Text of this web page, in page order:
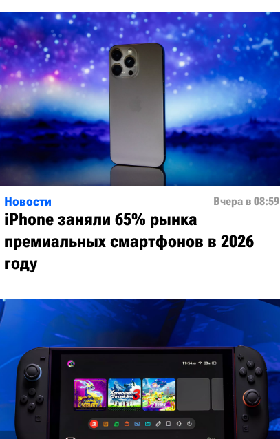
Новости Вчера в 08:59
iPhone заняли 65% рынка
премиальных смартфонов в 2026
году